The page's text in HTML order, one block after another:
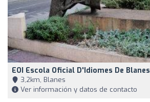
EOI Escola Oficial D'Idiomes De Blanes
3,2km, Blanes
Ver información y datos de contacto